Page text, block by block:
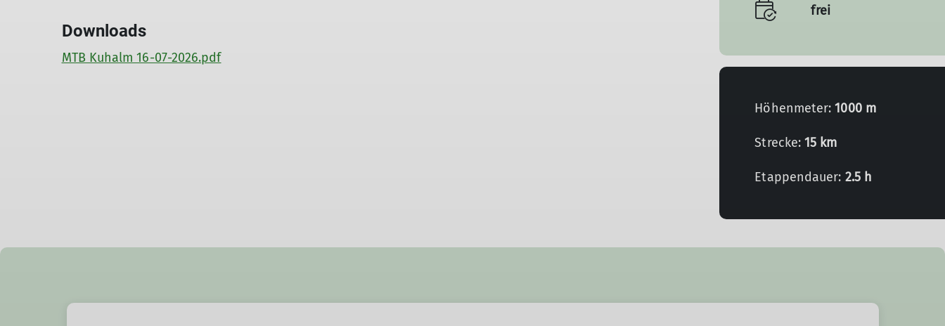
Downloads
MTB Kuhalm 16-07-2026.pdf
frei
Höhenmeter:1000 m
Strecke:15 km
Etappendauer: 2.5 h